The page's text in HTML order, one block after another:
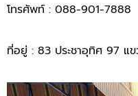
โทรศัพท์ : 088-901-7888
ที่อยู่ : 83 ประชาอุทิศ 97 แ